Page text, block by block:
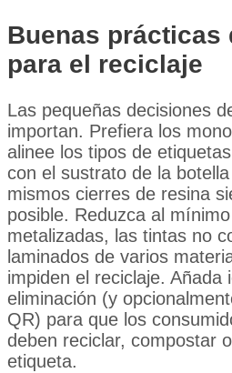
Buenas prácticas
para el reciclaje
Las pequeñas decisiones
importan. Prefiera los
alinee los tipos de
con el sustrato de la
mismos cierres de resina
posible. Reduzca al
metalizadas, las tintas no
laminados de varios
impiden el reciclaje. Añada
eliminación (y
QR) para que los
deben reciclar, compostar
etiqueta.